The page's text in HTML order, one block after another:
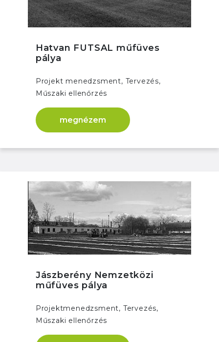
Hatvan FUTSAL műfüves
pálya
Projekt menedzsment, Tervezés,
Műszaki ellenőrzés
megnézem
Jászberény Nemzetközi
műfüves pálya
Projektmenedzsment, Tervezés,
Műszaki ellenőrzés